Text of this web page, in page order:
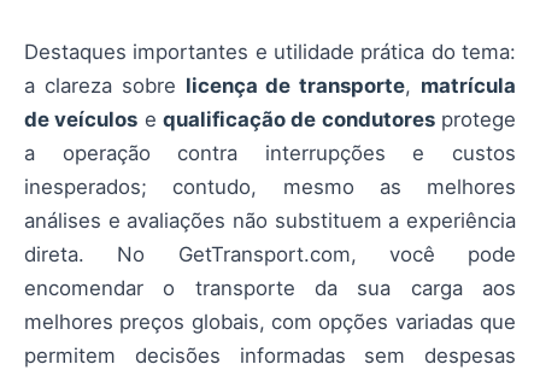
Destaques importantes e utilidade prática do tema:
a clareza sobre licença de transporte, matrícula
de veículos equalificação de condutoresprotege
a operação contra interrupções e custos
inesperados; contudo, mesmo as melhores
análises e avaliações não substituem a experiência
direta. No GetTransport.com, você pode
encomendar o transporte da sua carga aos
melhores preços globais, com opções variadas que
permitem decisões informadas sem despesas